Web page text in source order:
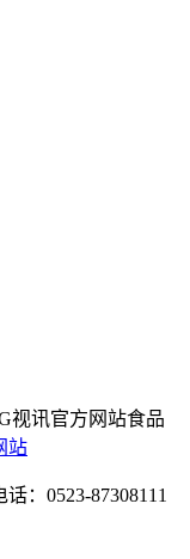
视讯官方网站食品
站
：0523-87308111